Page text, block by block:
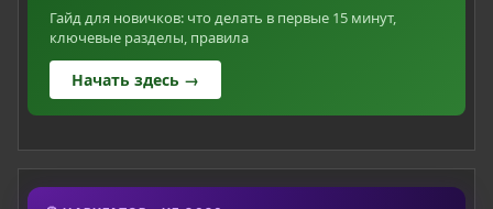
Гайд для новичков: что делать в первые 15 минут,
ключевые разделы, правила
Начать здесь →